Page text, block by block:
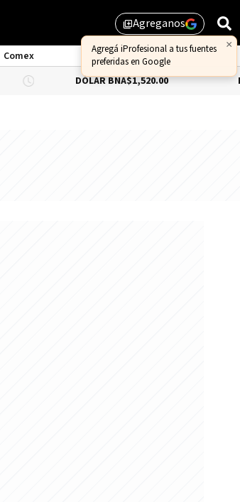
library_addAgreganos
Comex
DÓLAR BNA $1,520.00 DÓLAR BLUE